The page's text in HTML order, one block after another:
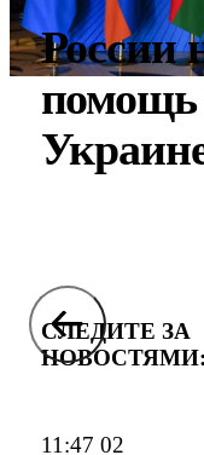
11:47 02
России
СЛЕДИТЕ ЗА
НОВОСТЯМИ: